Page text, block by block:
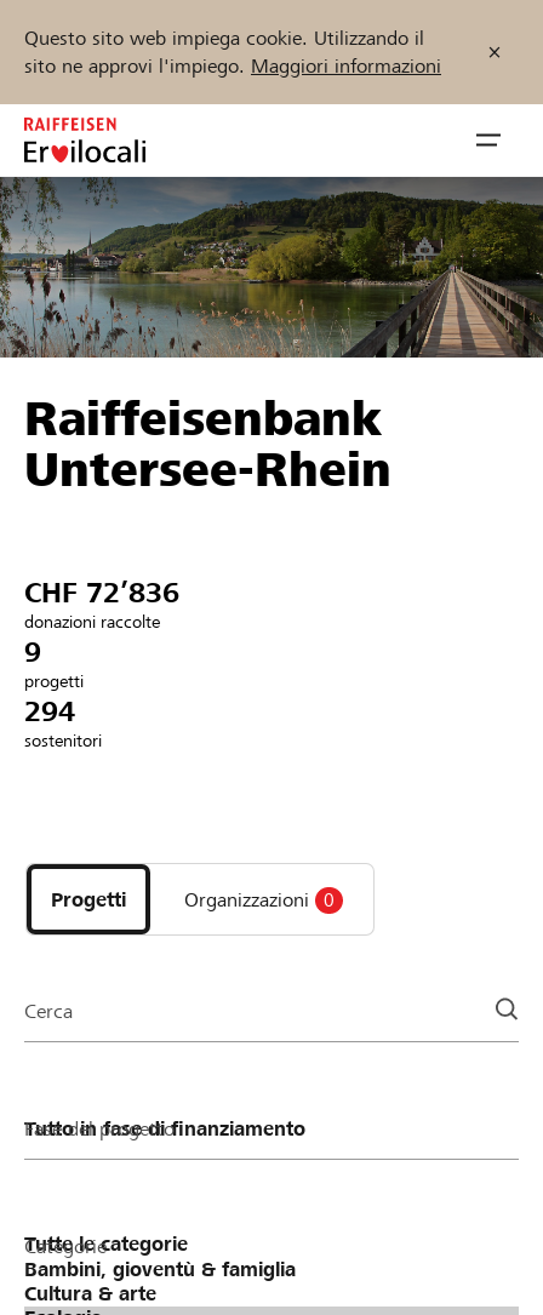
Questo sito web impiega cookie. Utilizzando il
sito ne approvi l'impiego. Maggiori informazioni
Zum
Inhalt
springen
öffnen
Sostenere
Aiuto & supporto
Collegarsi
Trova progetti e organizzazioni
Inizia ora
DE FR IT
Raiffeisenbank
Untersee-Rhein
CHF 72’836
donazioni raccolte
9
progetti
294
sostenitori
i
progetti
e
della
Progetti Organizzazioni 0
Cerca
Fase del progetto
Categorie